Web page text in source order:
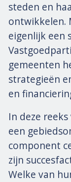
steden en
ontwikkelen.
eigenlijk een
gemeenten
strategieën
en
In deze
een
component
zijn
Welke van